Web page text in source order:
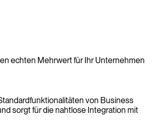
echten Mehrwert für Ihr Unternehmen
von Business
sorgt für die nahtlose Integration mit